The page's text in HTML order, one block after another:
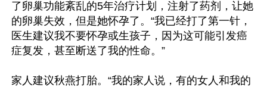
了卵巢功能紊乱的5年治疗计划，注射了药剂，让她
的卵巢失效，但是她怀孕了。“我已经打了第一针，
医生建议我不要怀孕或生孩子，因为这可能引发癌
症复发，甚至断送了我的性命。”
家人建议秋燕打胎。“我的家人说，有的女人和我的